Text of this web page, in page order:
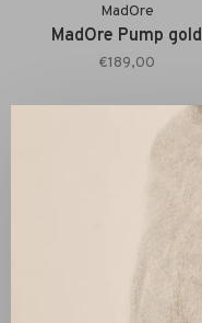
MadOre
MadOre Pump gold
€189,00